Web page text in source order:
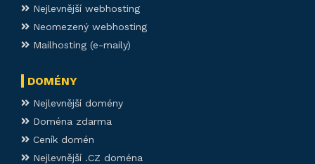
Nejlevnější webhosting
Neomezený webhosting
Mailhosting (e-maily)
DOMÉNY
Nejlevnější domény
Doména zdarma
Ceník domén
Nejlevnější .CZ doména